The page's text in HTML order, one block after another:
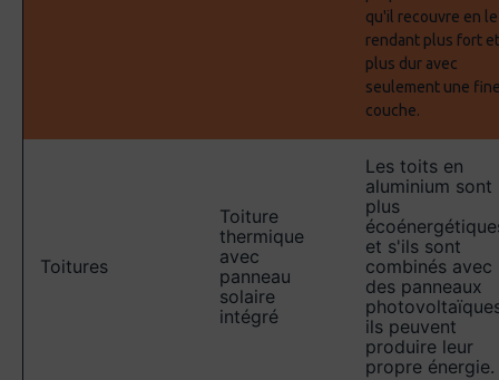
qu'il recouvre en le
rendant plus fort et
plus dur avec
seulement une
couche.
Toitures
Toiture
thermique
avec
panneau
solaire
intégré
Les toits en
aluminium sont
plus
et s'ils sont
combinés avec
des panneaux
ils peuvent
produire leur
propre énergie.